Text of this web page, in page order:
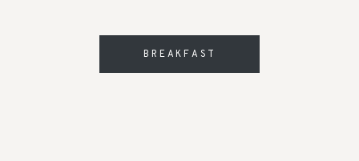
BREAKFAST